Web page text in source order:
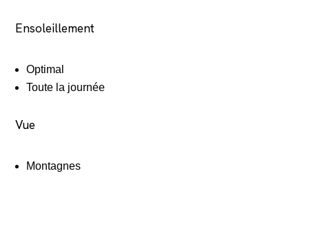
Ensoleillement
Optimal
Toute la journée
Vue
Montagnes